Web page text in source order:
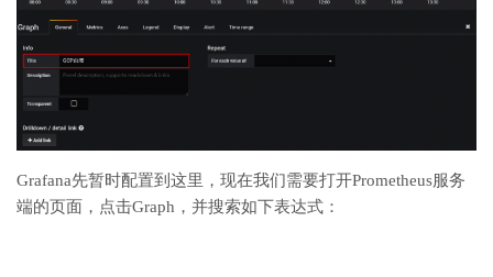
Grafana先暂时配置到这里，现在我们需要打开Prometheus服务
端的页面，点击Graph，并搜索如下表达式：